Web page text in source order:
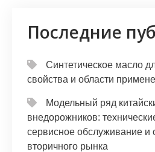
Последние
Синтетическое масло
свойства и области
Модельный ряд
внедорожников:
сервисное обслуживание и
вторичного рынка